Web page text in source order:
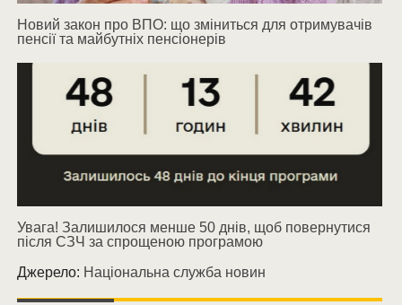
Новий закон про ВПО: що зміниться для отримувачів
пенсії та майбутніх пенсіонерів
Увага! Залишилося менше 50 днів, щоб повернутися
після СЗЧ за спрощеною програмою
Джерело: Національна служба новин